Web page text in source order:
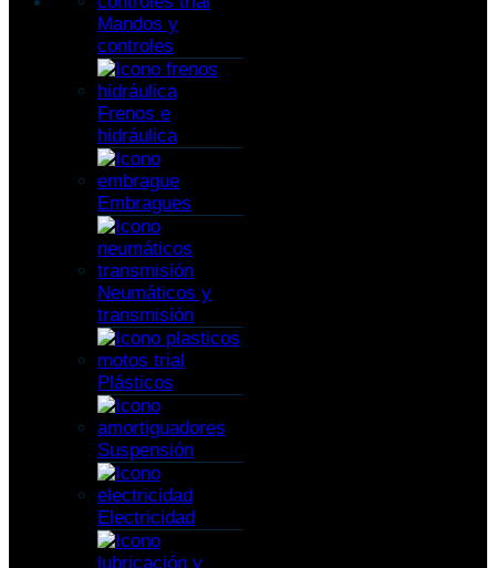
Mandos y
controles
Frenos e
hidráulica
Embragues
Neumáticos y
transmisión
Plásticos
Suspensión
Electricidad